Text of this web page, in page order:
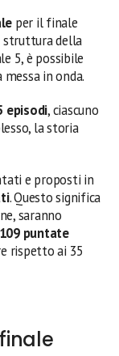
per il finale
struttura della
5, è possibile
in onda.
episodi, ciascuno
la storia
e proposti in
. Questo significa
saranno
puntate
rispetto ai 35